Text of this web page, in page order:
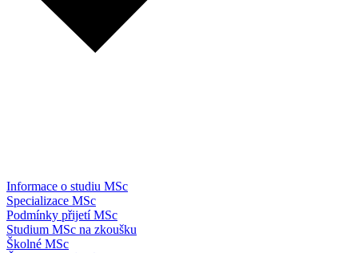
Informace o studiu MSc
Specializace MSc
Podmínky přijetí MSc
Studium MSc na zkoušku
Školné MSc